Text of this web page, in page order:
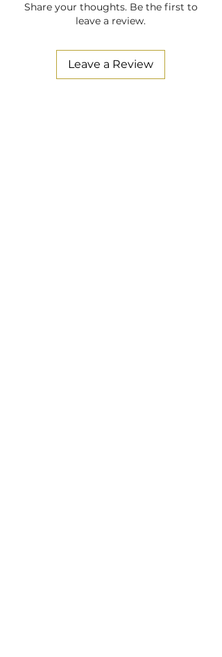
Trattamento :Lavaggio
Share your thoughts. Be the first to
leave a review.
Leave a Review